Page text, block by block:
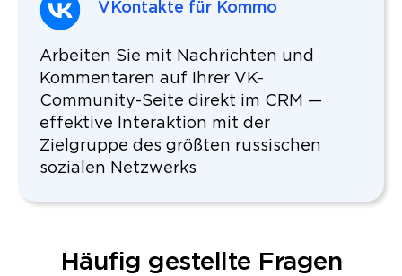
VKontakte für Kommo
Arbeiten Sie mit Nachrichten und
Kommentaren auf Ihrer VK-
Community-Seite direkt im CRM —
effektive Interaktion mit der
Zielgruppe des größten russischen
sozialen Netzwerks
Häufig gestellte Fragen